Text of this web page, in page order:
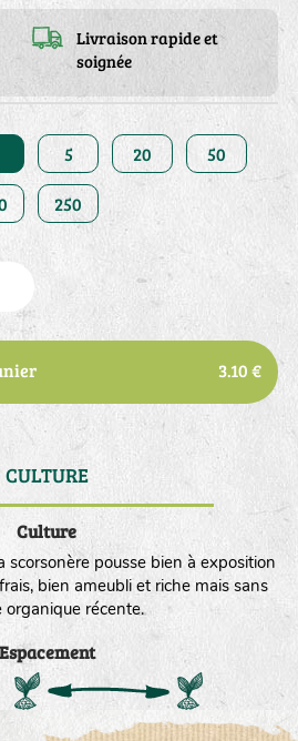
Livraison rapide et
soignée
5 20 50
250
3.10 €
CULTURE
Culture
scorsonère pousse bien à exposition
bien ameubli et riche mais sans
organique récente.
Espacement